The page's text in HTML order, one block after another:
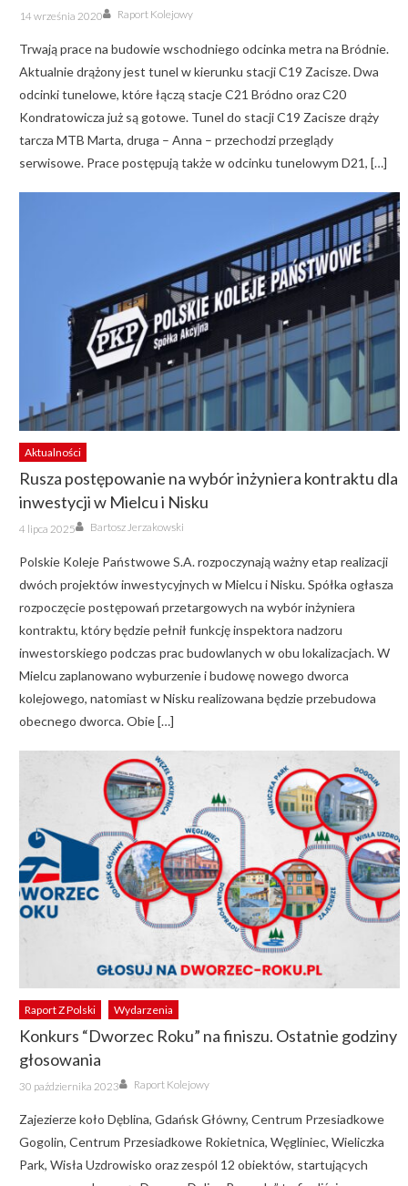
Posted
on
14 września 2020 Author
Raport Kolejowy
Trwają prace na budowie wschodniego odcinka metra na Bródnie.
Aktualnie drążony jest tunel w kierunku stacji C19 Zacisze. Dwa
odcinki tunelowe, które łączą stacje C21 Bródno oraz C20
Kondratowicza już są gotowe. Tunel do stacji C19 Zacisze drąży
tarcza MTB Marta, druga – Anna – przechodzi przeglądy
serwisowe. Prace postępują także w odcinku tunelowym D21, […]
Aktualności
Rusza postępowanie na wybór inżyniera kontraktu dla
inwestycji w Mielcu i Nisku
Posted
on
4 lipca 2025 Author
Bartosz Jerzakowski
Polskie Koleje Państwowe S.A. rozpoczynają ważny etap realizacji
dwóch projektów inwestycyjnych w Mielcu i Nisku. Spółka ogłasza
rozpoczęcie postępowań przetargowych na wybór inżyniera
kontraktu, który będzie pełnił funkcję inspektora nadzoru
inwestorskiego podczas prac budowlanych w obu lokalizacjach. W
Mielcu zaplanowano wyburzenie i budowę nowego dworca
kolejowego, natomiast w Nisku realizowana będzie przebudowa
obecnego dworca. Obie […]
Raport Z Polski Wydarzenia
Konkurs “Dworzec Roku” na finiszu. Ostatnie godziny
głosowania
Posted
on
30 października 2023 Author
Raport Kolejowy
Zajezierze koło Dęblina, Gdańsk Główny, Centrum Przesiadkowe
Gogolin, Centrum Przesiadkowe Rokietnica, Węgliniec, Wieliczka
Park, Wisła Uzdrowisko oraz zespól 12 obiektów, startujących